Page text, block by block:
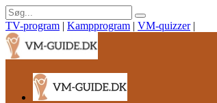
TV-program | Kampprogram | VM-quizzer |